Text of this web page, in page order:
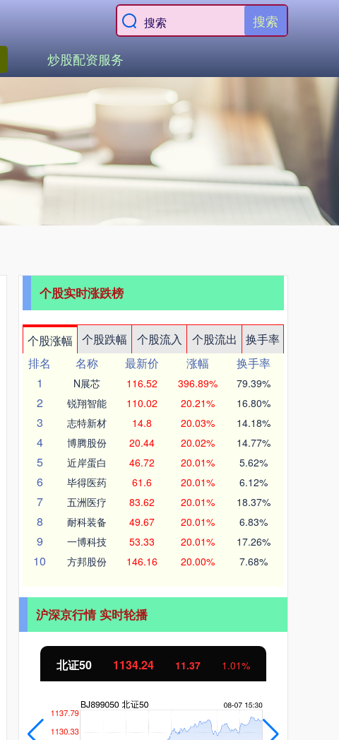
搜索
炒股配资服务
个股实时涨跌榜
个股涨幅 个股跌幅 个股流入 个股流出
换手率
排名
名称 最新价 涨幅
换手率
1
N展芯 116.52 396.89% 79.39%
2 锐翔智能 110.02 20.21% 16.80%
3 志特新材 14.8 20.03% 14.18%
4 博腾股份 20.44 20.02% 14.77%
5 近岸蛋白 46.72 20.01% 5.62%
6 毕得医药 61.6 20.01% 6.12%
7 五洲医疗 83.62 20.01% 18.37%
8 耐科装备 49.67 20.01% 6.83%
9 一博科技 53.33 20.01% 17.26%
10 方邦股份 146.16 20.00% 7.68%
沪深京行情 实时轮播
北证50 1134.24 11.37 1.01%